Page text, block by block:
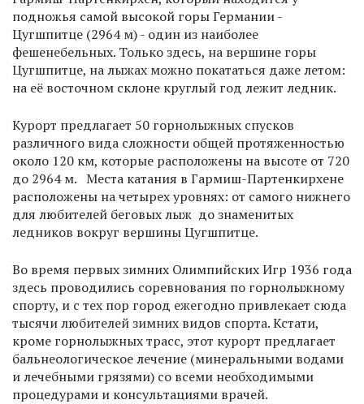
подножья самой высокой горы Германии -
Цугшпитце (2964 м) - один из наиболее
фешенебельных. Только здесь, на вершине горы
Цугшпитце, на лыжах можно покататься даже летом:
на её восточном склоне круглый год лежит ледник.
Курорт предлагает 50 горнолыжных спусков
различного вида сложности общей протяженностью
около 120 км, которые расположены на высоте от 720
до 2964 м. Места катания в Гармиш-Партенкирхене
расположены на четырех уровнях: от самого нижнего
для любителей беговых лыж до знаменитых
ледников вокруг вершины Цугшпитце.
Во время первых зимних Олимпийских Игр 1936 года
здесь проводились соревнования по горнолыжному
спорту, и с тех пор город ежегодно привлекает сюда
тысячи любителей зимних видов спорта. Кстати,
кроме горнолыжных трасс, этот курорт предлагает
бальнеологическое лечение (минеральными водами
и лечебными грязями) со всеми необходимыми
процедурами и консультациями врачей.